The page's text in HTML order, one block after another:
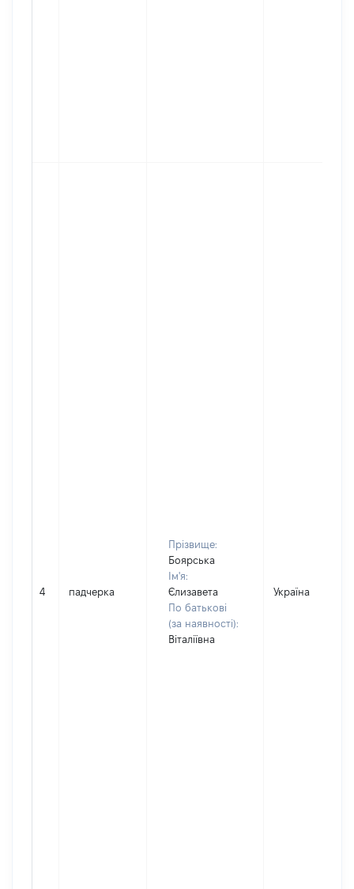
4 падчерка
Прізвище:
Боярська
Ім'я:
Єлизавета
По батькові
(за наявності):
Віталіївна
Україна